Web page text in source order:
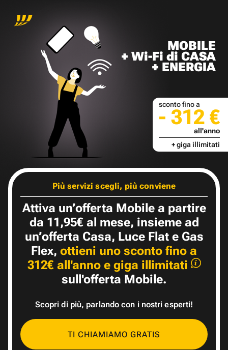
MOBILE
+ Wi-Fi di CASA
+ ENERGIA
sconto fino a
- 312 €
all'anno
+ giga illimitati
Più servizi scegli, più conviene
Attiva un’offerta Mobile a partire
da 11,95€ al mese, insieme ad
un’offerta Casa, Luce Flat e Gas
Flex, ottieni uno sconto fino a
312€ all'anno e giga illimitati
sull'offerta Mobile.
Scopri di più, parlandocon i nostri esperti!
TI CHIAMIAMO GRATIS